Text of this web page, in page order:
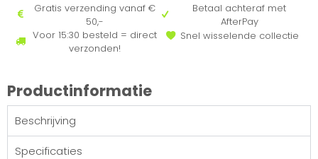
Gratis verzending vanaf €
50,-
Voor 15:30 besteld = direct
verzonden!
Betaal achteraf met
AfterPay
Snel wisselende collectie
Productinformatie
Beschrijving
Specificaties